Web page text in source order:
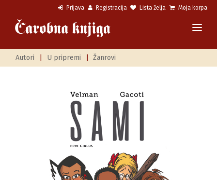
Prijava Registracija Lista želja Moja korpa
Autori U pripremi Žanrovi